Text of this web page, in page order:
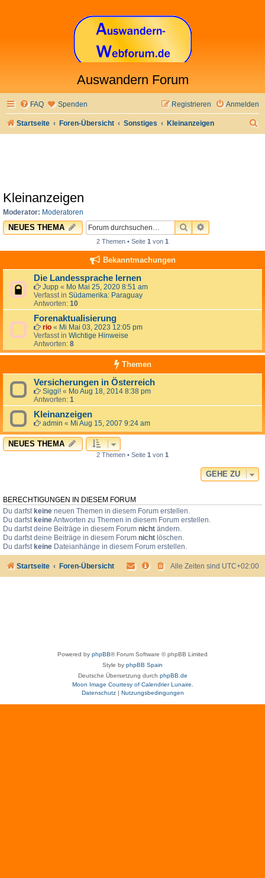
Auswandern Forum
FAQ Spenden Anmelden
Registrieren
Startseite Foren-Übersicht Sonstiges Kleinanzeigen
Kleinanzeigen
Moderator: Moderatoren
NEUES THEMA SUCHEERWEITERTE
2 Themen • Seite 1 von 1
Bekanntmachungen
Die Landessprache lernen
Jupp « Mo Mai 25, 2020 8:51 am
Verfasst in Südamerika: Paraguay
Antworten: 10
Forenaktualisierung
rio « Mi Mai 03, 2023 12:05 pm
Verfasst in Wichtige Hinweise
Antworten: 8
Themen
Versicherungen in Österreich
Siggi! « Mo Aug 18, 2014 8:38 pm
Antworten: 1
Kleinanzeigen
admin « Mi Aug 15, 2007 9:24 am
NEUES THEMA
2 Themen • Seite 1 von 1
GEHE ZU
BERECHTIGUNGEN IN DIESEM FORUM
Du darfst keine neuen Themen in diesem Forum erstellen.
Du darfst keineAntworten zu Themen in diesem Forum erstellen.
Du darfst deine Beiträge in diesem Forum nicht ändern.
Du darfst deine Beiträge in diesem Forum nicht löschen.
Du darfst keine Dateianhänge in diesem Forum erstellen.
Startseite Foren-Übersicht Alle Zeiten sind UTC+02:00
Powered by phpBB® Forum Software © phpBB Limited
Style by phpBB Spain
Deutsche Übersetzung durch phpBB.de
Moon Image Courtesy of Calendrier Lunaire.
Datenschutz| Nutzungsbedingungen